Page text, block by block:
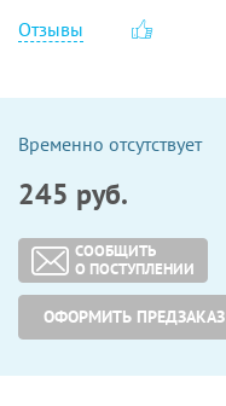
Отзывы
Временно отсутствует
245 руб.
СООБЩИТЬ
О ПОСТУПЛЕНИИ
ОФОРМИТЬ ПРЕДЗАКАЗ